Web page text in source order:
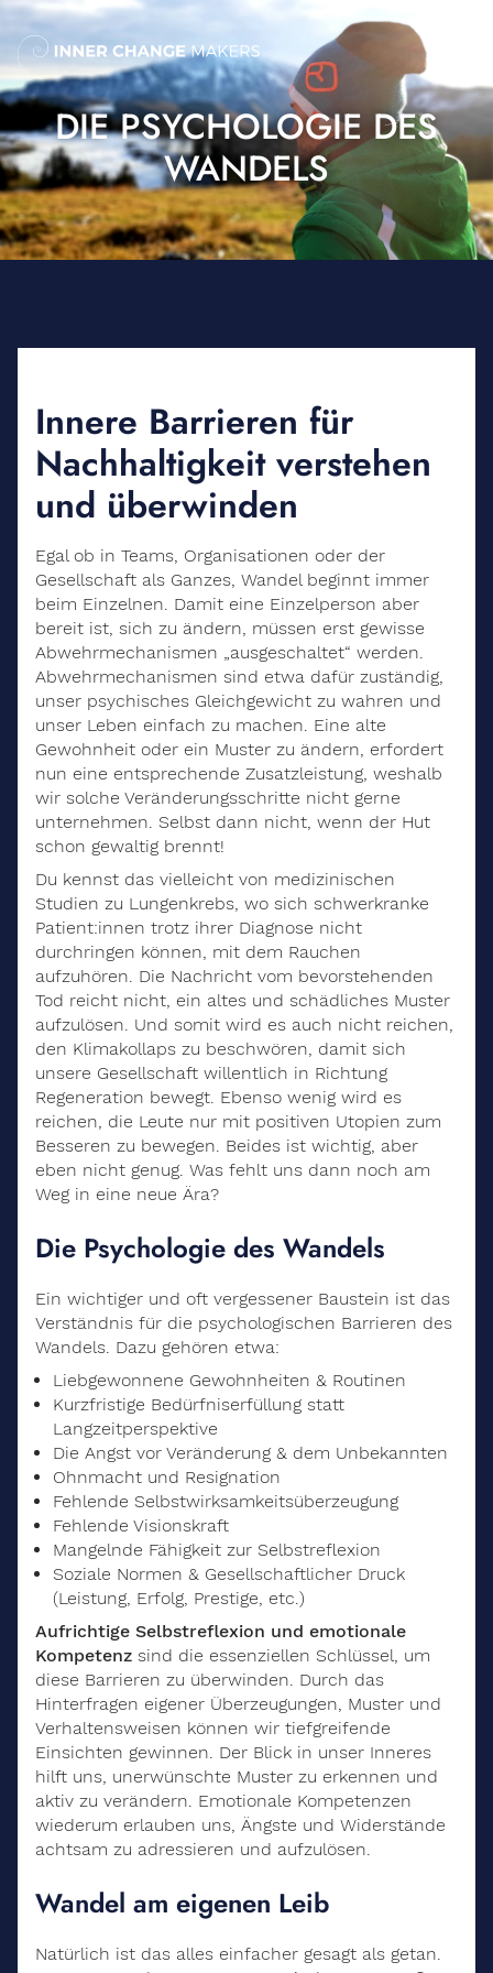
Skip
content
DIE PSYCHOLOGIE DES
WANDELS
Innere Barrieren für
Nachhaltigkeit verstehen
und überwinden
Egal ob in Teams, Organisationen oder der
Gesellschaft als Ganzes, Wandel beginnt immer
beim Einzelnen. Damit eine Einzelperson aber
bereit ist, sich zu ändern, müssen erst gewisse
Abwehrmechanismen „ausgeschaltet“ werden.
Abwehrmechanismen sind etwa dafür zuständig,
unser psychisches Gleichgewicht zu wahren und
unser Leben einfach zu machen. Eine alte
Gewohnheit oder ein Muster zu ändern, erfordert
nun eine entsprechende Zusatzleistung, weshalb
wir solche Veränderungsschritte nicht gerne
unternehmen. Selbst dann nicht, wenn der Hut
schon gewaltig brennt!
Du kennst das vielleicht von medizinischen
Studien zu Lungenkrebs, wo sich schwerkranke
Patient:innen trotz ihrer Diagnose nicht
durchringen können, mit dem Rauchen
aufzuhören. Die Nachricht vom bevorstehenden
Tod reicht nicht, ein altes und schädliches Muster
aufzulösen. Und somit wird es auch nicht reichen,
den Klimakollaps zu beschwören, damit sich
unsere Gesellschaft willentlich in Richtung
Regeneration bewegt. Ebenso wenig wird es
reichen, die Leute nur mit positiven Utopien zum
Besseren zu bewegen. Beides ist wichtig, aber
eben nicht genug. Was fehlt uns dann noch am
Weg in eine neue Ära?
Die Psychologie des Wandels
Ein wichtiger und oft vergessener Baustein ist das
Verständnis für die psychologischen Barrieren des
Wandels. Dazu gehören etwa:
Liebgewonnene Gewohnheiten & Routinen
Kurzfristige Bedürfniserfüllung statt
Langzeitperspektive
Die Angst vor Veränderung & dem Unbekannten
Ohnmacht und Resignation
Fehlende Selbstwirksamkeitsüberzeugung
Fehlende Visionskraft
Mangelnde Fähigkeit zur Selbstreflexion
Soziale Normen & Gesellschaftlicher Druck
(Leistung, Erfolg, Prestige, etc.)
Aufrichtige Selbstreflexion und emotionale
Kompetenz sind die essenziellen Schlüssel, um
diese Barrieren zu überwinden. Durch das
Hinterfragen eigener Überzeugungen, Muster und
Verhaltensweisen können wir tiefgreifende
Einsichten gewinnen. Der Blick in unser Inneres
hilft uns, unerwünschte Muster zu erkennen und
aktiv zu verändern. Emotionale Kompetenzen
wiederum erlauben uns, Ängste und Widerstände
achtsam zu adressieren und aufzulösen.
Wandel am eigenen Leib
Natürlich ist das alles einfacher gesagt als getan.